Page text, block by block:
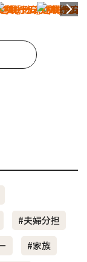
#夫婦分担
#家族